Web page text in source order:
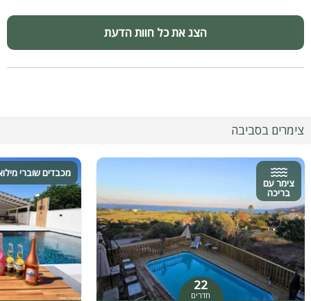
הצג את כל חוות הדעת
צימרים בסביבה
צימר עם
בריכה
22
חדרים
מכבדים שוברי